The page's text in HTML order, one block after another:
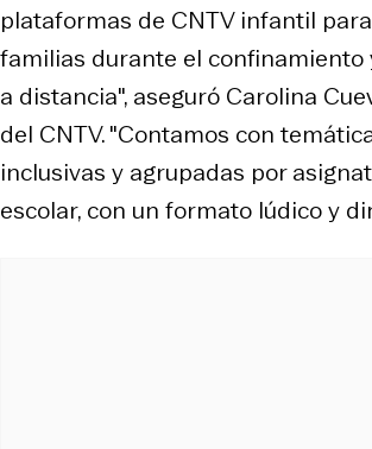
plataformas de CNTV infantil
familias durante el confinamiento
a distancia", aseguró Carolina
del CNTV. "Contamos con
inclusivas y agrupadas por
escolar, con un formato lúdico y